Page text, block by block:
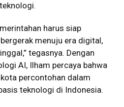
harus siap
menuju era digital,
tegasnya. Dengan
AI, Ilham percaya bahwa
percontohan dalam
teknologi di Indonesia.